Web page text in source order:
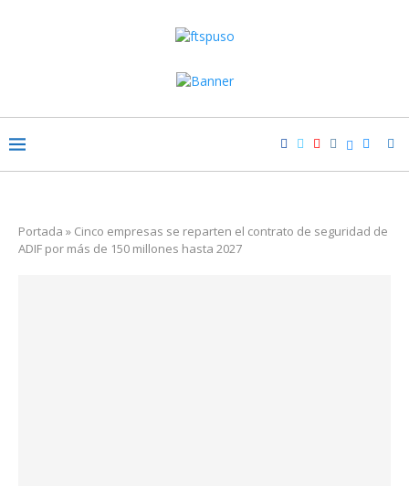
Portada » Cinco empresas se reparten el contrato de seguridad de
ADIF por más de 150 millones hasta 2027